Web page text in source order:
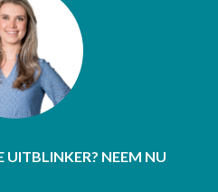
UITBLINKER? NEEM NU